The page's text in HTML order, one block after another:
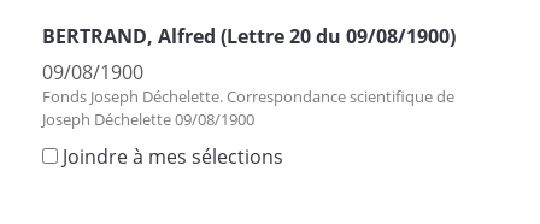
BERTRAND, Alfred (Lettre 20 du 09/08/1900)
09/08/1900
Fonds Joseph Déchelette. Correspondance scientifique de
Joseph Déchelette 09/08/1900
Joindre à mes sélections